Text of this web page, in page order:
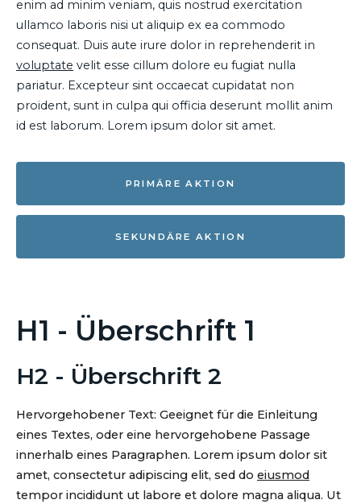
enim ad minim veniam, quis nostrud exercitation
ullamco laboris nisi ut aliquip ex ea commodo
consequat. Duis aute irure dolor in reprehenderit in
voluptate velit esse cillum dolore eu fugiat nulla
pariatur. Excepteur sint occaecat cupidatat non
proident, sunt in culpa qui officia deserunt mollit anim
id est laborum. Lorem ipsum dolor sit amet.
PRIMÄRE AKTION
SEKUNDÄRE AKTION
H1 - Überschrift 1
H2 - Überschrift 2
Hervorgehobener Text: Geeignet für die Einleitung
eines Textes, oder eine hervorgehobene Passage
innerhalb eines Paragraphen. Lorem ipsum dolor sit
amet, consectetur adipiscing elit, sed do eiusmod
tempor incididunt ut labore et dolore magna aliqua. Ut